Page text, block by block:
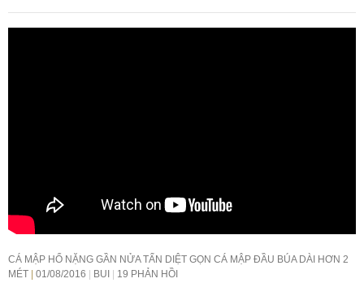
CÁ MẬP HỔ NẶNG GẦN NỬA TẤN DIỆT GỌN CÁ MẬP ĐẦU BÚA DÀI HƠN 2
MÉT
01/08/2016 BUI 19 PHẢN HỒI